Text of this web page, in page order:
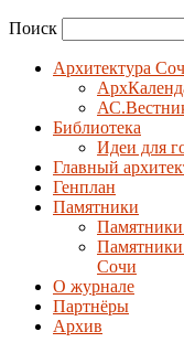
Поиск
Архитектура
Библиотека
Идеи для
Главный
Генплан
Памятники
Памятники
Памятники
Сочи
О журнале
Партнёры
Архив